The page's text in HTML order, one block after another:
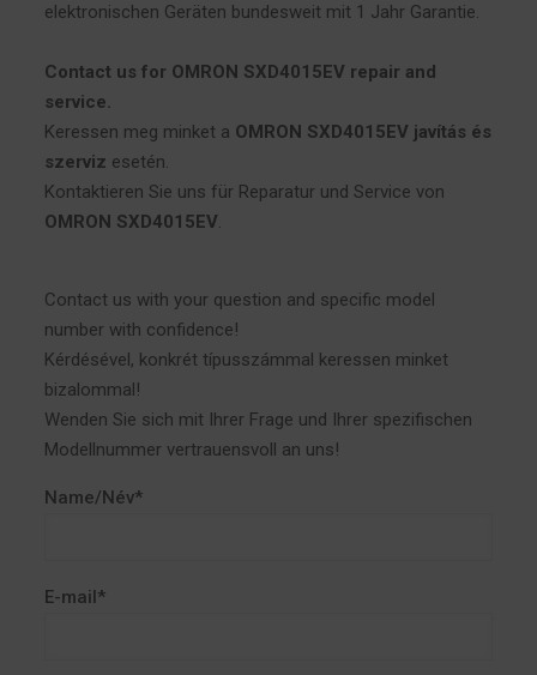
elektronischen Geräten bundesweit mit 1 Jahr Garantie.
Contact us for OMRON SXD4015EV repair and
service.
Keressen meg minket a OMRON SXD4015EV javítás és
szerviz esetén.
Kontaktieren Sie uns für Reparatur und Service von
OMRON SXD4015EV.
Contact us with your question and specific model
number with confidence!
Kérdésével, konkrét típusszámmal keressen minket
bizalommal!
Wenden Sie sich mit Ihrer Frage und Ihrer spezifischen
Modellnummer vertrauensvoll an uns!
Name/Név*
E-mail*